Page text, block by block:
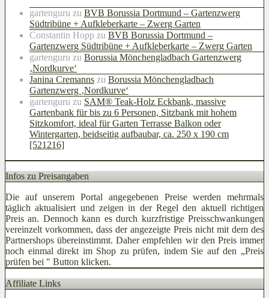
gartenguru zu BVB Borussia Dortmund – Gartenzwerg
Südtribüne + Aufkleberkarte – Zwerg Garten
Constantin Hopp zu BVB Borussia Dortmund –
Gartenzwerg Südtribüne + Aufkleberkarte – Zwerg Garten
gartenguru zu Borussia Mönchengladbach Gartenzwerg
‚Nordkurve‘
Janina Cremanns zu Borussia Mönchengladbach
Gartenzwerg ‚Nordkurve‘
gartenguru zu SAM® Teak-Holz Eckbank, massive
Gartenbank für bis zu 6 Personen, Sitzbank mit hohem
Sitzkomfort, ideal für Garten Terrasse Balkon oder
Wintergarten, beidseitig aufbaubar, ca. 250 x 190 cm
[521216]
Infos zu Preisangaben
Die auf unserem Portal angegebenen Preise werden mehrmals
täglich aktualisiert und zeigen in der Regel den aktuell richtigen
Preis an. Dennoch kann es durch kurzfristige Preisschwankungen
vereinzelt vorkommen, dass der angezeigte Preis nicht mit dem des
Partnershops übereinstimmt. Daher empfehlen wir den Preis immer
noch einmal direkt im Shop zu prüfen, indem Sie auf den „Preis
prüfen bei " Button klicken.
Affiliate Links